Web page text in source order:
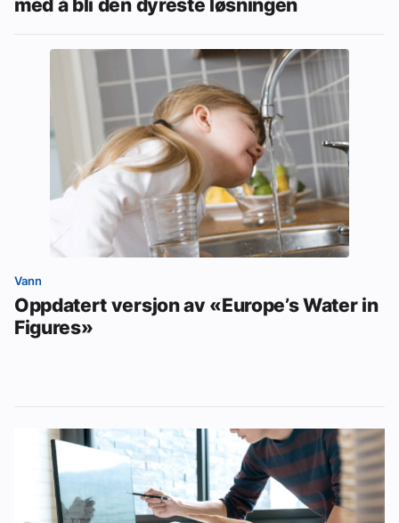
Vann
Oppdatert versjon av «Europe’s Water in
Figures»